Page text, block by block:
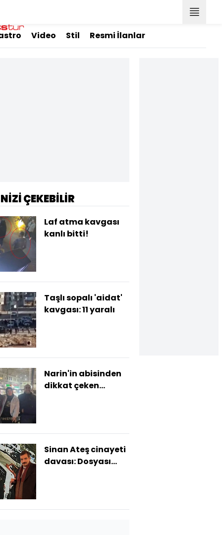
Video Stil Resmi İlanlar
ÇEKEBİLİR
Laf atma kavgası
kanlı bitti!
Taşlı sopalı 'aidat'
kavgası: 11 yaralı
Narin'in abisinden
dikkat çeken
Sinan Ateş cinayeti
davası: Dosyası